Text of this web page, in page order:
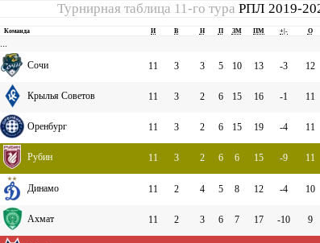
Турнирная таблица 11-го тура РПЛ 2019-
Команда И В Н П ЗМ ПМ +|- О
...
Сочи 11 3 3 5 10 13 -3 12
Крылья Советов 11 3 2 6 15 16 -1 11
Оренбург 11 3 2 6 15 19 -4 11
Рубин 11 3 2 6 6 15 -9 11
Динамо 11 2 4 5 8 12 -4 10
Ахмат 11 2 3 6 7 17 -10 9